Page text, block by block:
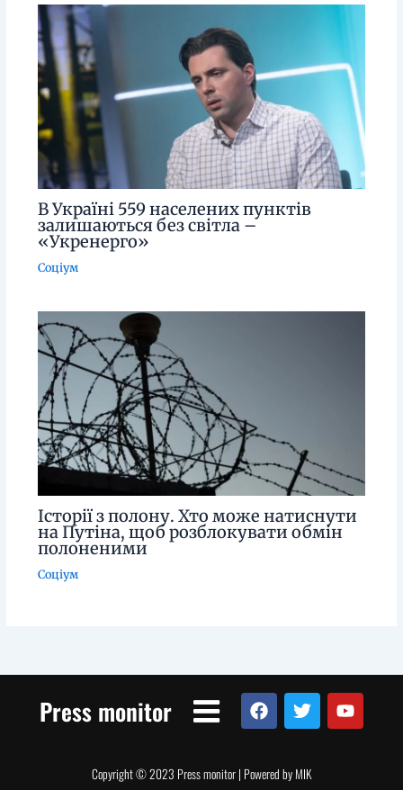
В Україні 559 населених пунктів
залишаються без світла –
«Укренерго»
Соціум
Історії з полону. Хто може натиснути
на Путіна, щоб розблокувати обмін
полоненими
Соціум
Press monitor Menu
F
a
b
T
w
t
Y
o
Copyright © 2023 Press monitor | Powered by MIK